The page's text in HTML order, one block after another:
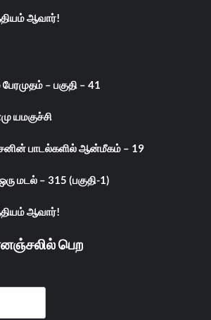
ஆவார்!
– பகுதி – 41
யமகுச்சி
பாடல்களில் ஆன்மீகம் – 19
மடல் – 315 (பகுதி-1)
ஆவார்!
பெற